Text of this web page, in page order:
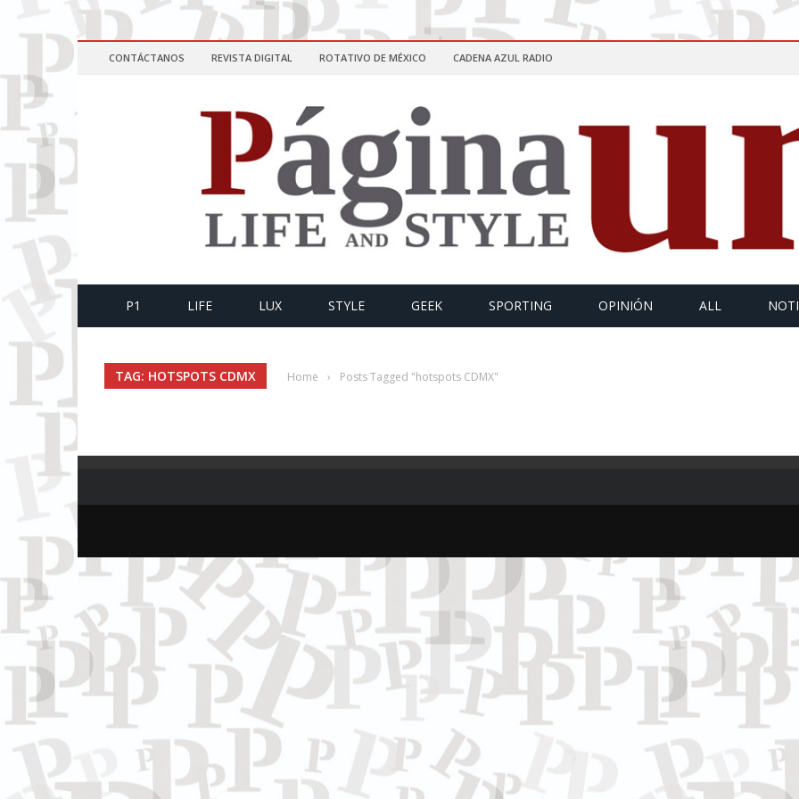
CONTÁCTANOS REVISTA DIGITAL ROTATIVO DE MÉXICO CADENA AZUL RADIO
P1 LIFE LUX STYLE GEEK SPORTING OPINIÓN ALL
TAG: HOTSPOTS CDMX Home › Posts Tagged "hotspots CDMX"